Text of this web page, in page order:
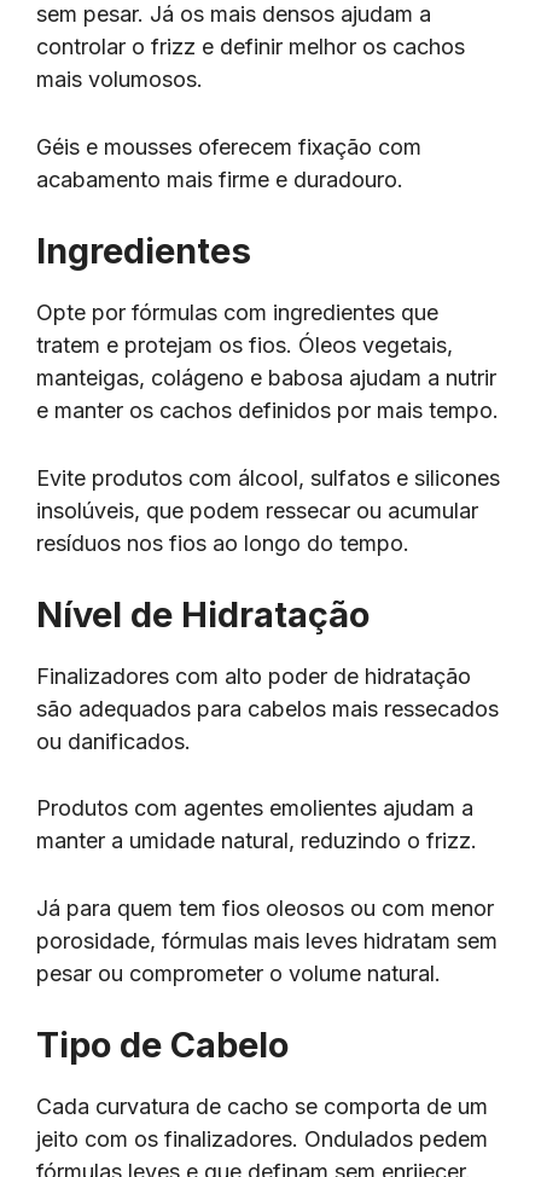
sem pesar. Já os mais densos ajudam a
controlar o frizz e definir melhor os cachos
mais volumosos.
Géis e mousses oferecem fixação com
acabamento mais firme e duradouro.
Ingredientes
Opte por fórmulas com ingredientes que
tratem e protejam os fios. Óleos vegetais,
manteigas, colágeno e babosa ajudam a nutrir
e manter os cachos definidos por mais tempo.
Evite produtos com álcool, sulfatos e silicones
insolúveis, que podem ressecar ou acumular
resíduos nos fios ao longo do tempo.
Nível de Hidratação
Finalizadores com alto poder de hidratação
são adequados para cabelos mais ressecados
ou danificados.
Produtos com agentes emolientes ajudam a
manter a umidade natural, reduzindo o frizz.
Já para quem tem fios oleosos ou com menor
porosidade, fórmulas mais leves hidratam sem
pesar ou comprometer o volume natural.
Tipo de Cabelo
Cada curvatura de cacho se comporta de um
jeito com os finalizadores. Ondulados pedem
fórmulas leves e que definam sem enrijecer.